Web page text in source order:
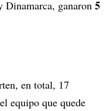
Dinamarca, ganaron 5
en total, 17
equipo que quede